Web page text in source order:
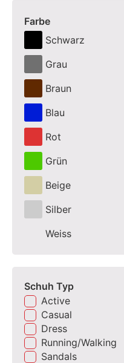
Farbe
Schwarz
Grau
Braun
Blau
Rot
Grün
Beige
Silber
Weiss
Schuh Typ
Active
Casual
Dress
Running/Walking
Sandals